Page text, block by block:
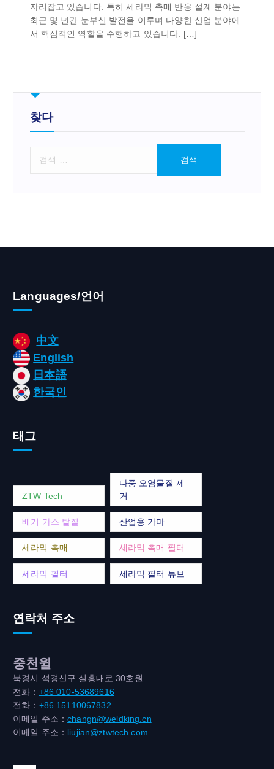
자리잡고 있습니다. 특히 세라믹 촉매 반응 설계 분야는
최근 몇 년간 눈부신 발전을 이루며 다양한 산업 분야에
서 핵심적인 역할을 수행하고 있습니다. […]
찾다
Languages/언어
中文
English
日本語
한국인
태그
ZTW Tech
다중 오염물질 제
거
배기 가스 탈질 산업용 가마
세라믹 촉매 세라믹 촉매 필터
세라믹 필터 세라믹 필터 튜브
연락처 주소
중천윌
북경시 석경산구 실흥대로 30호원
전화： +86 010-53689616
전화： +86 15110067832
이메일 주소：changn@weldking.cn
이메일 주소： liujian@ztwtech.com